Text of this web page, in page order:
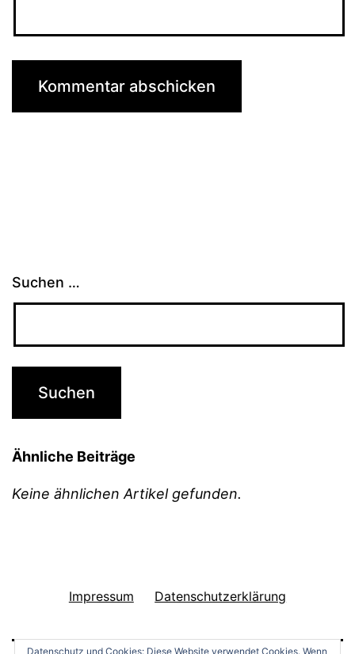
Datenschutz und Cookies: Diese Website verwendet Cookies. Wenn
Suchen …
Ähnliche Beiträge
Keine ähnlichen Artikel gefunden.
Impressum Datenschutzerklärung